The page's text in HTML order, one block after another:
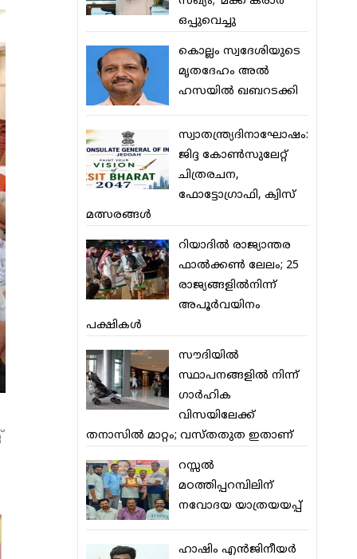
ഒപ്പുവെച്ചു
കൊല്ലം സ്വദേശിയുടെ
മൃതദേഹം അല്‍
ഹസയില്‍ ഖബറടക്കി
സ്വാതന്ത്ര്യദിനാഘോഷം:
ജിദ്ദ കോണ്‍സുലേറ്റ്
ചിത്രരചന,
ഫോട്ടോഗ്രാഫി, ക്വിസ്
മത്സരങ്ങള്‍
റിയാദില്‍ രാജ്യാന്തര
ഫാല്‍ക്കണ്‍ ലേലം; 25
രാജ്യങ്ങളില്‍നിന്ന്
അപൂര്‍വയിനം
പക്ഷികള്‍
സൗദിയില്‍
സ്ഥാപനങ്ങളില്‍ നിന്ന്
ഗാര്‍ഹിക
വിസയിലേക്ക്
തനാസില്‍ മാറ്റം; വസ്തതുത ഇതാണ്
റസ്സല്‍
മഠത്തിപ്പറമ്പിലിന്
നവോദയ യാത്രയയപ്പ്
ഹാഷിം എന്‍ജിനീയര്‍